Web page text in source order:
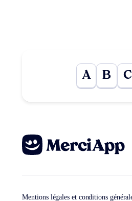
A B C
Mentions légales et conditions